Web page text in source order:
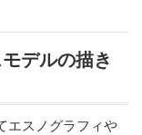
デルの描き
エスノグラフィや